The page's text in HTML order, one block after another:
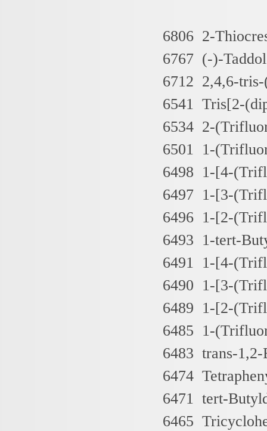
6806 2-
6767 (-)-
6712 2,4,6-
6541 Tris[2-
6534 2-
6501 1-
6498 1-[4-
6497 1-[3-
6496 1-[2-
6493 1-tert-
6491 1-[4-
6490 1-[3-
6489 1-[2-
6485 1-
6483 trans-
6474
6471 tert-
6465